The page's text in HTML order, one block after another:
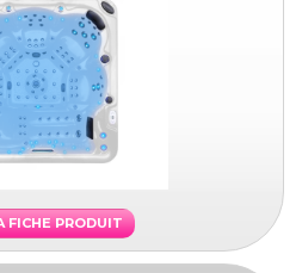
FICHE PRODUIT